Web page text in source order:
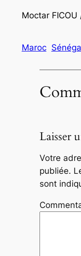
Moctar FICOU
Maroc
Laisser
Votre
publiée.
sont